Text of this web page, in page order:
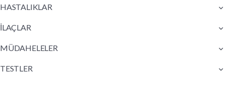
HASTALIKLAR
İLAÇLAR
MÜDAHELELER
TESTLER